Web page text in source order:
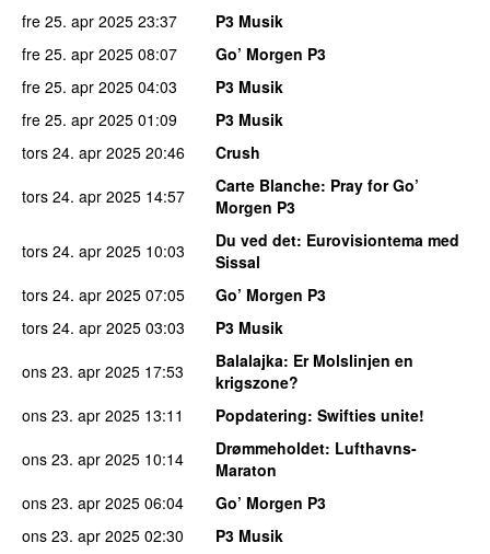
fre 25. apr 2025 23:37
P3 Musik
fre 25. apr 2025 08:07
Go’ Morgen P3
fre 25. apr 2025 04:03
P3 Musik
fre 25. apr 2025 01:09
P3 Musik
tors 24. apr 2025 20:46
Crush
tors 24. apr 2025 14:57 Carte Blanche: Pray for Go’
Morgen P3
tors 24. apr 2025 10:03 Du ved det: Eurovisiontema med
Sissal
tors 24. apr 2025 07:05
Go’ Morgen P3
tors 24. apr 2025 03:03
P3 Musik
ons 23. apr 2025 17:53 Balalajka: Er Molslinjen en
krigszone?
ons 23. apr 2025 13:11 Popdatering: Swifties unite!
ons 23. apr 2025 10:14 Drømmeholdet: Lufthavns-
Maraton
ons 23. apr 2025 06:04
Go’ Morgen P3
ons 23. apr 2025 02:30
P3 Musik